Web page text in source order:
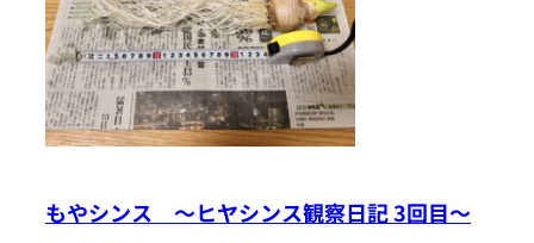
もやシンス 〜ヒヤシンス観察日記 3回目〜